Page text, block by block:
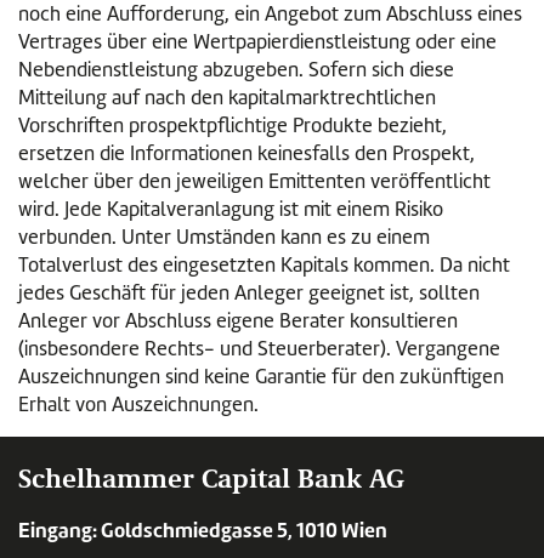
noch eine Aufforderung, ein Angebot zum Abschluss eines
Vertrages über eine Wertpapierdienstleistung oder eine
Nebendienstleistung abzugeben. Sofern sich diese
Mitteilung auf nach den kapitalmarktrechtlichen
Vorschriften prospektpflichtige Produkte bezieht,
ersetzen die Informationen keinesfalls den Prospekt,
welcher über den jeweiligen Emittenten veröffentlicht
wird. Jede Kapitalveranlagung ist mit einem Risiko
verbunden. Unter Umständen kann es zu einem
Totalverlust des eingesetzten Kapitals kommen. Da nicht
jedes Geschäft für jeden Anleger geeignet ist, sollten
Anleger vor Abschluss eigene Berater konsultieren
(insbesondere Rechts- und Steuerberater). Vergangene
Auszeichnungen sind keine Garantie für den zukünftigen
Erhalt von Auszeichnungen.
Schelhammer Capital Bank AG
Eingang: Goldschmiedgasse 5, 1010 Wien